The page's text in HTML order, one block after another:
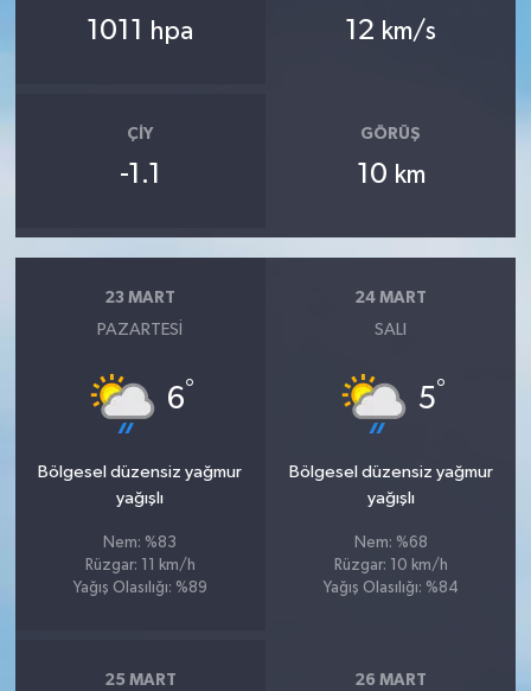
1011 hpa 12 km/s
ÇIY
-1.1
GÖRÜŞ
10 km
23 MART
PAZARTESI
6°
Bölgesel düzensiz yağmur
yağışlı
Nem: %83
Rüzgar: 11 km/h
Yağış Olasılığı: %89
24 MART
SALI
5°
Bölgesel düzensiz yağmur
yağışlı
Nem: %68
Rüzgar: 10 km/h
Yağış Olasılığı: %84
25 MART 26 MART